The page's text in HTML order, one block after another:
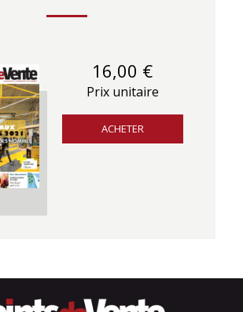
16,00 €
Prix unitaire
ACHETER